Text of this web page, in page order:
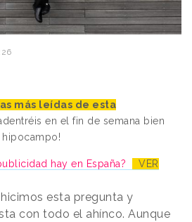
más leídas de esta
en el fin de semana bien
hipocampo!
hay en España?
VER
esta pregunta y
con todo el ahínco. Aunque